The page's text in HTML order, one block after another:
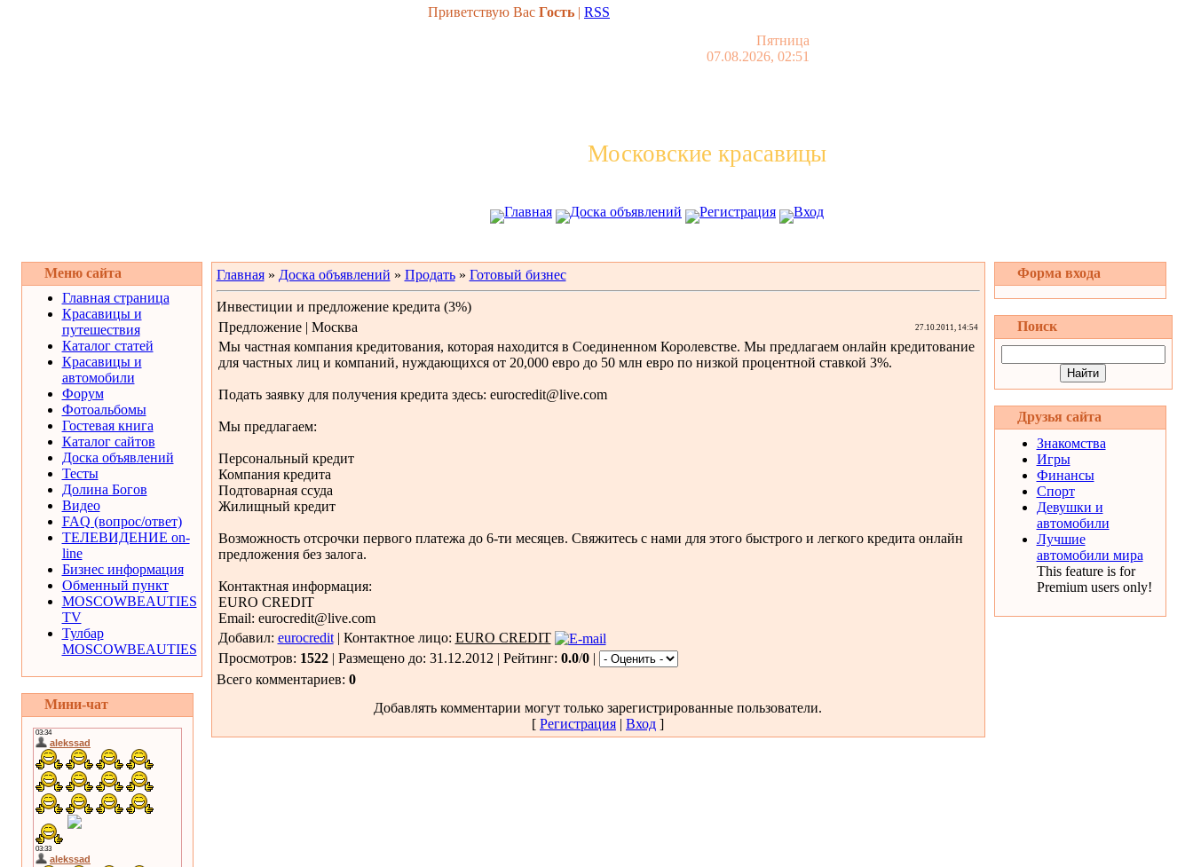
Приветствую Вас Гость | RSS
Пятница
07.08.2026, 02:51
Московские красавицы
Главная Доска объявлений Регистрация Вход
Меню сайта
Главная страница
Красавицы и
путешествия
Каталог статей
Красавицы и
автомобили
Форум
Фотоальбомы
Гостевая книга
Каталог сайтов
Доска объявлений
Тесты
Долина Богов
Видео
FAQ (вопрос/ответ)
ТЕЛЕВИДЕНИЕ on-
line
Бизнес информация
Обменный пункт
MOSCOWBEAUTIES
TV
Тулбар
MOSCOWBEAUTIES
Мини-чат
Главная» Доска объявлений » Продать» Готовый бизнес
Инвестиции и предложение кредита (3%)
Предложение | Москва
27.10.2011, 14:54
Мы частная компания кредитования, которая находится в Соединенном Королевстве. Мы предлагаем онлайн кредитование
для частных лиц и компаний, нуждающихся от 20,000 евро до 50 млн евро по низкой процентной ставкой 3%.
Подать заявку для получения кредита здесь: eurocredit@live.com
Мы предлагаем:
Персональный кредит
Компания кредита
Подтоварная ссуда
Жилищный кредит
Возможность отсрочки первого платежа до 6-ти месяцев. Свяжитесь с нами для этого быстрого и легкого кредита онлайн
предложения без залога.
Контактная информация:
EURO CREDIT
Email: eurocredit@live.com
Добавил: eurocredit| Контактное лицо: EURO CREDIT
Просмотров: 1522| Размещено до: 31.12.2012 | Рейтинг: 0.0/0|
Всего комментариев: 0
Добавлять комментарии могут только зарегистрированные пользователи.
[ Регистрация | Вход ]
Форма входа
Поиск
Друзья сайта
Знакомства
Игры
Финансы
Спорт
Девушки и
автомобили
Лучшие
автомобили мира
This feature is for
Premium users only!